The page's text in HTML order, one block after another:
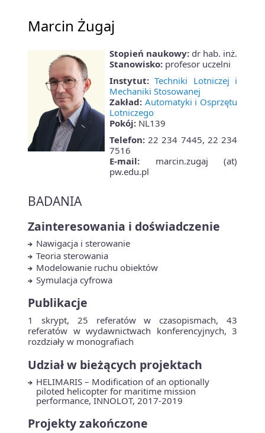
Marcin Żugaj
Stopień naukowy: dr hab. inż.
Stanowisko: profesor uczelni
Instytut:Techniki Lotniczej i
Mechaniki Stosowanej
Zakład: Automatyki i Osprzętu
Lotniczego
Pokój: NL139
Telefon:22 234 7445, 22 234
7516
E-mail: marcin.zugaj (at)
pw.edu.pl
BADANIA
Zainteresowania i doświadczenie
Nawigacja i sterowanie
Teoria sterowania
Modelowanie ruchu obiektów
Symulacja cyfrowa
Publikacje
1 skrypt, 25 referatów w czasopismach, 43
referatów w wydawnictwach konferencyjnych, 3
rozdziały w monografiach
Udział w bieżących projektach
HELIMARIS – Modification of an optionally
piloted helicopter for maritime mission
performance, INNOLOT, 2017-2019
Projekty zakończone